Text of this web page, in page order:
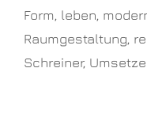
Form, leben,
Raumgestaltung,
Schreiner,